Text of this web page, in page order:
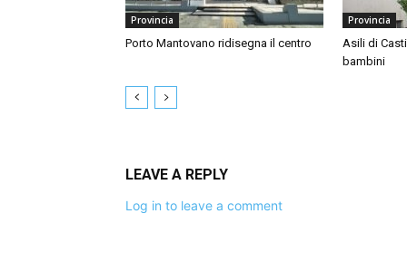
Provincia
Porto Mantovano ridisegna il centro
Provincia
Asili di
bambini
LEAVE A REPLY
Log in to leave a comment